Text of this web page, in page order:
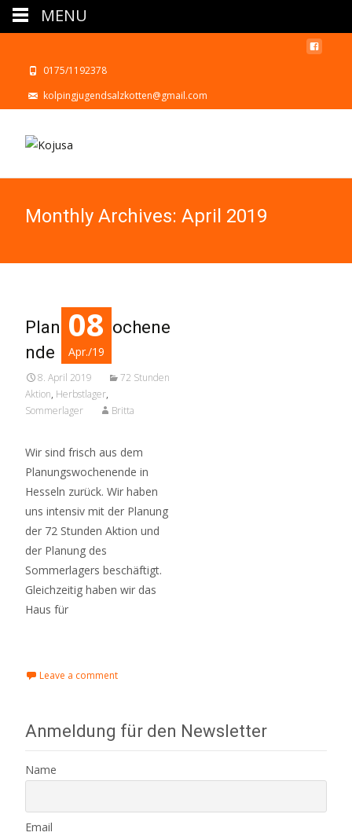
0175/1192378
kolpingjugendsalzkotten@gmail.com
Monthly Archives: April 2019
08
Apr./19
Planungswochene
nde
8. April 2019
72 Stunden
Aktion, Herbstlager,
Sommerlager
Britta
Wir sind frisch aus dem
Planungswochenende in
Hesseln zurück. Wir haben
uns intensiv mit der Planung
der 72 Stunden Aktion und
der Planung des
Sommerlagers beschäftigt.
Gleichzeitig haben wir das
Haus für
Leave a comment
Anmeldung für den Newsletter
Name
Email
MENU